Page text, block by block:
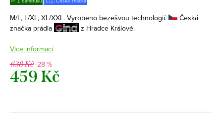
M/L, L/XL, XL/XXL. Vyrobeno bezešvou technologií.
Česká
značka prádla
z Hradce Králové.
Více informací
638 Kč-28 %
459 Kč